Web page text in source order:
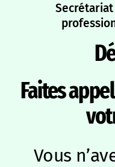
Le
Faites
Vous